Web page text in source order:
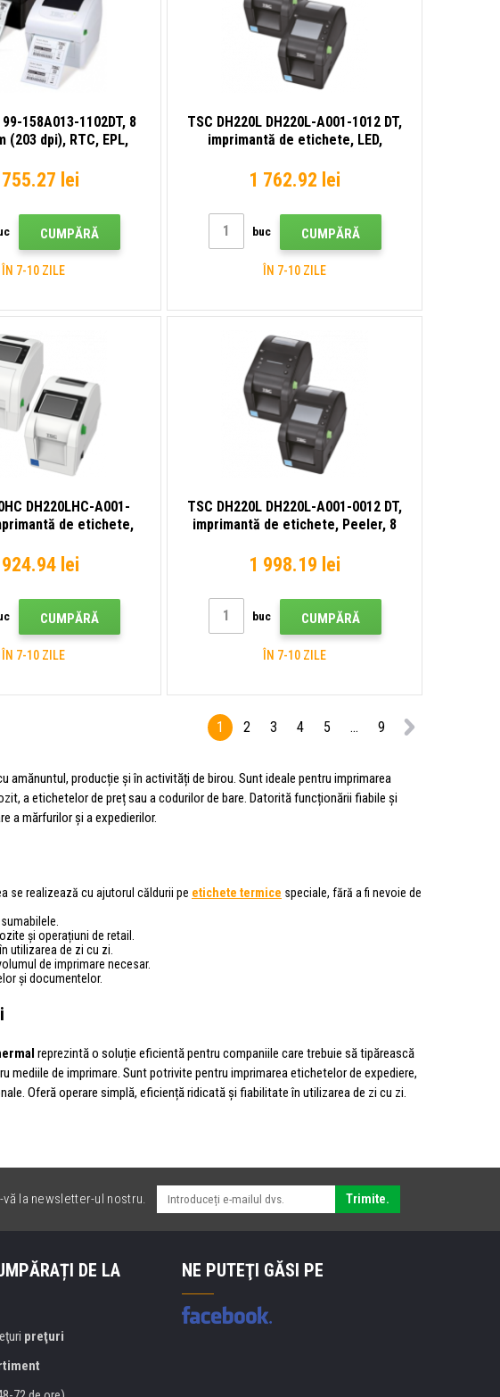
158A013-1102DT, 8
(203 dpi), RTC, EPL,
Ethernet, imprimantă
lei
CUMPĂRĂ
ÎN 7-10 ZILE
TSC DH220L DH220L-A001-1012 DT,
imprimantă de etichete, LED,
peeler, disp., RTC, USB, USB Host,
1 762.92 lei
buc CUMPĂRĂ
ÎN 7-10 ZILE
DH220LHC-A001-
de etichete,
gazdă USB, RS232,
lei
CUMPĂRĂ
ÎN 7-10 ZILE
TSC DH220L DH220L-A001-0012 DT,
imprimantă de etichete, Peeler, 8
afișaj, USB, USB Host, RS232,
1 998.19 lei
buc CUMPĂRĂ
ÎN 7-10 ZILE
1 2 3 4 5 ... 9
producție și în activități de birou. Sunt ideale pentru imprimarea
a etichetelor de preț sau a codurilor de bare. Datorită funcționării fiabile și
a mărfurilor și a expedierilor.
se realizează cu ajutorul căldurii pe etichete termice speciale, fără a fi nevoie de
și operațiuni de retail.
utilizarea de zi cu zi.
de imprimare necesar.
și documentelor.
reprezintă o soluție eficientă pentru companiile care trebuie să tipărească
de imprimare. Sunt potrivite pentru imprimarea etichetelor de expediere,
Oferă operare simplă, eficiență ridicată și fiabilitate în utilizarea de zi cu zi.
la newsletter-ul nostru. Trimite.
DE LA
preţuri
NE PUTEŢI GĂSI PE